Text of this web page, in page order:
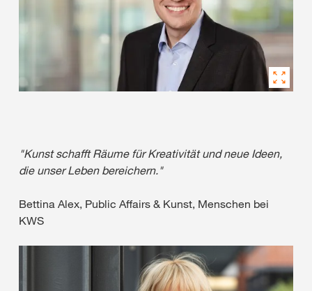
"Kunst schafft Räume für Kreativität und neue Ideen,
die unser Leben bereichern."
Bettina Alex, Public Affairs & Kunst, Menschen bei
KWS